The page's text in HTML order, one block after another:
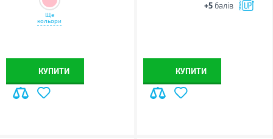
Ще
кольори
КУПИТИ
+5 балів
КУПИТИ